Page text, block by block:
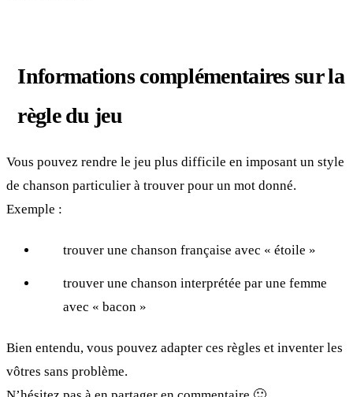
Informations complémentaires sur la
règle du jeu
Vous pouvez rendre le jeu plus difficile en imposant un style
de chanson particulier à trouver pour un mot donné.
Exemple :
trouver une chanson française avec « étoile »
trouver une chanson interprétée par une femme
avec « bacon »
Bien entendu, vous pouvez adapter ces règles et inventer les
vôtres sans problème.